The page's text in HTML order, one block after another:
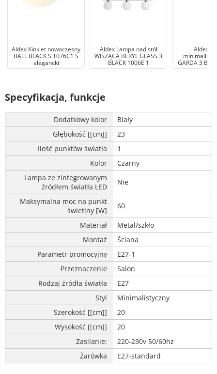
Aldex Kinkiet nowoczesny
BALL BLACK S 1076C1 S
elegancki
Aldex Lampa nad stół
WISZĄCĄ BERYL GLASS 3
BLACK 1006E 1
Aldex
GARDA 3
Specyfikacja, funkcje
Dodatkowy kolor
Biały
Głębokość [[cm]]
23
Ilość punktów światła
1
Kolor
Czarny
Lampa ze zintegrowanym
źródłem światła LED
Nie
Maksymalna moc na punkt
świetlny [W]
60
Materiał
Metal/szkło
Montaż
Ściana
Parametr promocyjny
E27-1
Przeznaczenie
Salon
Rodzaj źródła światła
E27
Styl
Minimalistyczny
Szerokość [[cm]]
20
Wysokość [[cm]]
20
Zasilanie:
220-230v 50/60hz
Żarówka
E27-standard